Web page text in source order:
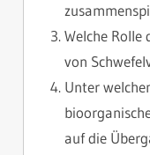
Welche Rolle
von
Unter
auf die